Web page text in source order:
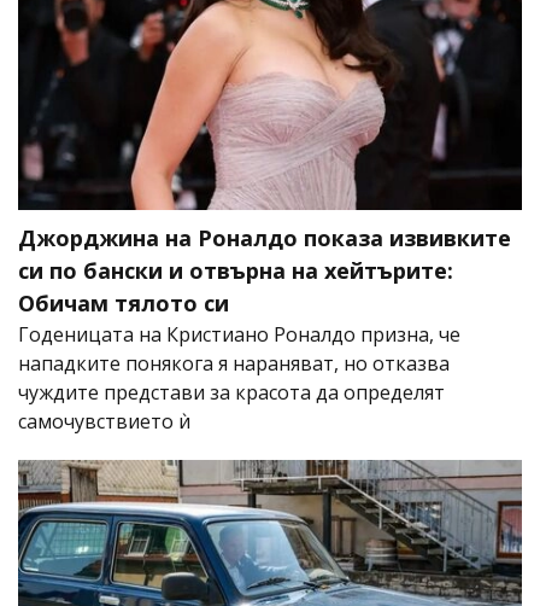
Джорджина на Роналдо показа извивките
си по бански и отвърна на хейтърите:
Обичам тялото си
Годеницата на Кристиано Роналдо призна, че
нападките понякога я нараняват, но отказва
чуждите представи за красота да определят
самочувствието ѝ